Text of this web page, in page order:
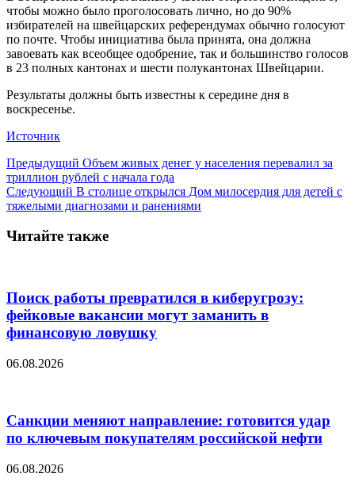
чтобы можно было проголосовать лично, но до 90%
избирателей на швейцарских референдумах обычно голосуют
по почте. Чтобы инициатива была принята, она должна
завоевать как всеобщее одобрение, так и большинство голосов
в 23 полных кантонах и шести полукантонах Швейцарии.
Результаты должны быть известны к середине дня в
воскресенье.
Источник
Предыдущий Объем живых денег у населения перевалил за
триллион рублей с начала года
Следующий В столице открылся Дом милосердия для детей с
тяжелыми диагнозами и ранениями
Читайте также
Поиск работы превратился в киберугрозу:
фейковые вакансии могут заманить в
финансовую ловушку
06.08.2026
Санкции меняют направление: готовится удар
по ключевым покупателям российской нефти
06.08.2026